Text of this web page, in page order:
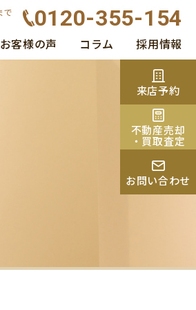
で
0120-355-154
お客様の声 コラム 採用情報
来店予約
不動産売却
・買取査定
お問い合わせ